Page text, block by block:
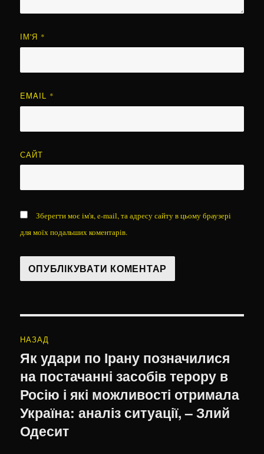
ІМ'Я *
EMAIL *
САЙТ
Зберегти моє ім'я, e-mail, та адресу сайту в цьому браузері
для моїх подальших коментарів.
записів
НАЗАД
Попередній
запис:
Як удари по Ірану позначилися
на постачанні засобів терору в
Росію і які можливості отримала
Україна: аналіз ситуації, – Злий
Одесит